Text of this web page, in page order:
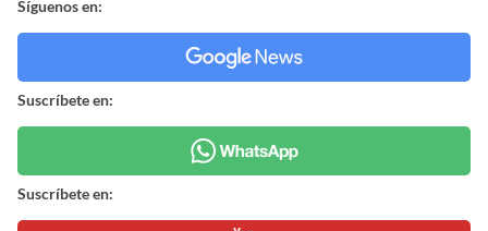
Síguenos en:
Suscríbete en:
Suscríbete en: